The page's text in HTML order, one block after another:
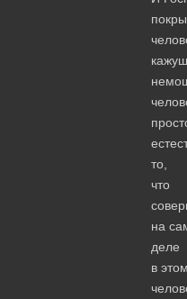
то,
что
на
деле
в